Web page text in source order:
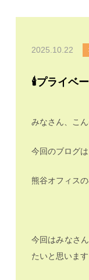
2025.10.22
🕯プライベ
みなさん、こん
今回のブログは
熊谷オフィス
今回はみなさ
たいと思います